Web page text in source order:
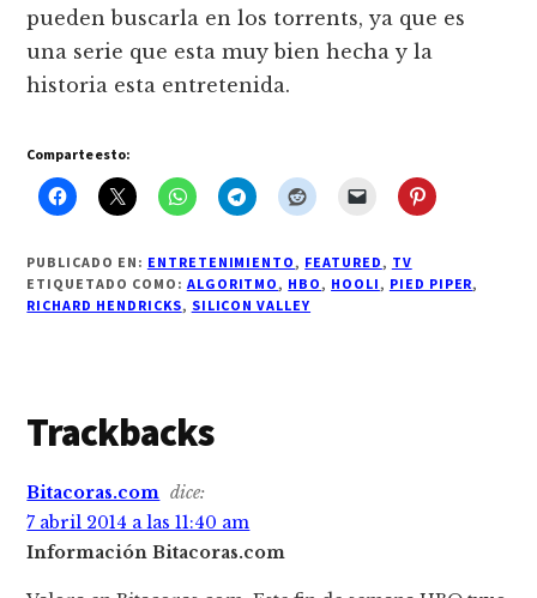
pueden buscarla en los torrents, ya que es
una serie que esta muy bien hecha y la
historia esta entretenida.
Comparte esto:
PUBLICADO EN: ENTRETENIMIENTO, FEATURED, TV
ETIQUETADO COMO: ALGORITMO, HBO, HOOLI, PIED PIPER,
RICHARD HENDRICKS, SILICON VALLEY
Interacciones
con
los
lectores
Trackbacks
Bitacoras.com dice:
7 abril 2014 a las 11:40 am
Información Bitacoras.com